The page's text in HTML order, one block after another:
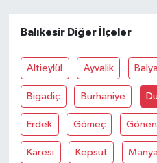
Balıkesir Diğer İlçeler
Altieylül Ayvalik
Bigadiç Burhaniye
Erdek Gömeç Gönen
Karesi Kepsut